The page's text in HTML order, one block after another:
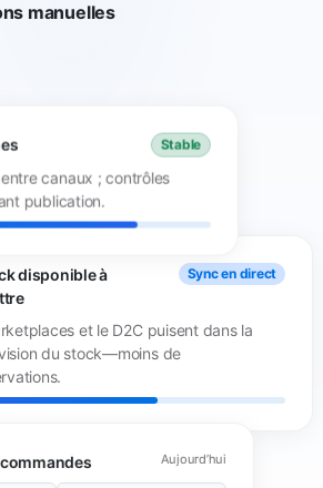
manuelles
Stable
canaux ; contrôles
publication.
disponible à
Sync en direct
et le D2C puisent dans la
du stock—moins de
Aujourd’hui